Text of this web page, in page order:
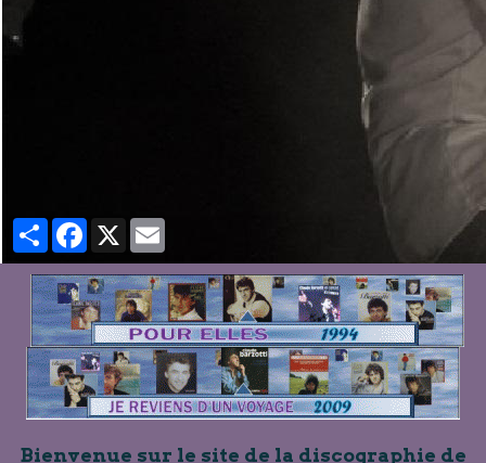
PartagerFacebook
X
Bienvenue sur le site de la discographie de